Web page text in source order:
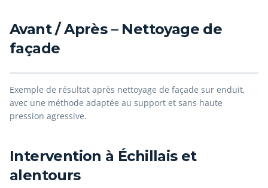
Avant / Après – Nettoyage de
façade
Avant Après
Exemple de résultat après nettoyage de façade sur enduit,
avec une méthode adaptée au support et sans haute
pression agressive.
Intervention à Échillais et
alentours